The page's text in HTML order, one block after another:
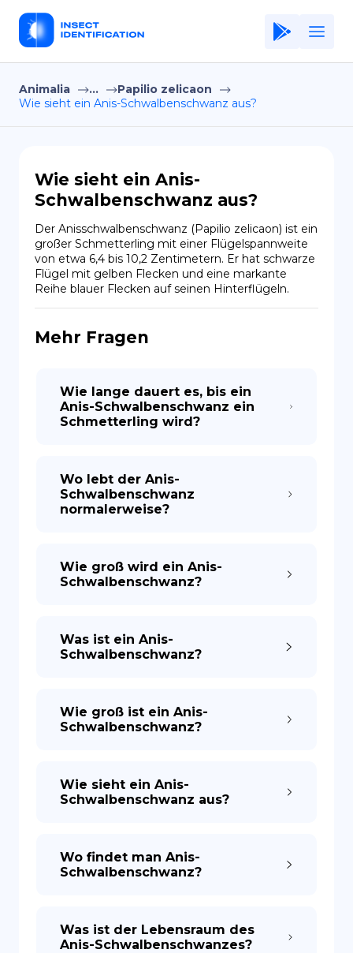
Home
Application
Terms of Use
Privacy Policy
DE
EN
ES
Copiright © Niro ID
Animalia ...
Papilio zelicaon
Wie sieht ein Anis-Schwalbenschwanz aus?
Wie sieht ein Anis-
Schwalbenschwanz aus?
Der Anisschwalbenschwanz (Papilio zelicaon) ist ein
großer Schmetterling mit einer Flügelspannweite
von etwa 6,4 bis 10,2 Zentimetern. Er hat schwarze
Flügel mit gelben Flecken und eine markante
Reihe blauer Flecken auf seinen Hinterflügeln.
Mehr Fragen
Wie lange dauert es, bis ein
Anis-Schwalbenschwanz ein
Schmetterling wird?
Wo lebt der Anis-
Schwalbenschwanz
normalerweise?
Wie groß wird ein Anis-
Schwalbenschwanz?
Was ist ein Anis-
Schwalbenschwanz?
Wie groß ist ein Anis-
Schwalbenschwanz?
Wie sieht ein Anis-
Schwalbenschwanz aus?
Wo findet man Anis-
Schwalbenschwanz?
Was ist der Lebensraum des
Anis-Schwalbenschwanzes?